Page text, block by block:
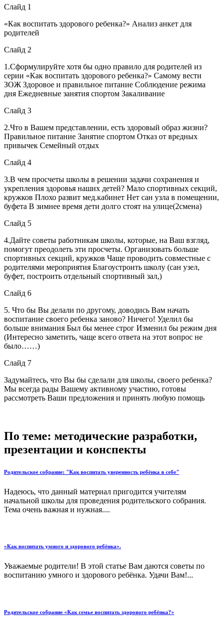
Слайд 1
«Как воспитать здорового ребенка?» Анализ анкет для
родителей
Слайд 2
1.Сформулируйте хотя бы одно правило для родителей из
серии «Как воспитать здорового ребенка?» Самому вести
ЗОЖ Здоровое и правильное питание Соблюдение режима
дня Ежедневные занятия спортом Закаливание
Слайд 3
2.Что в Вашем представлении, есть здоровый образ жизни?
Правильное питание Занятие спортом Отказ от вредных
привычек Семейный отдых
Слайд 4
3.В чем просчеты школы в решении задачи сохранения и
укрепления здоровья наших детей? Мало спортивных секций,
кружков Плохо развит мед.кабинет Нет сан узла в помещении,
буфета В зимнее время дети долго стоят на улице(2смена)
Слайд 5
4.Дайте советы работникам школы, которые, на Ваш взгляд,
помогут преодолеть эти просчеты. Организовать больше
спортивных секций, кружков Чаще проводить совместные с
родителями мероприятия Благоустроить школу (сан узел,
буфет, построить отдельный спортивный зал,)
Слайд 6
5. Что бы Вы делали по другому, доводись Вам начать
воспитание своего ребенка заново? Ничего! Уделил бы
больше внимания Был бы менее строг Изменил бы режим дня
(Интересно заметить, чаще всего ответа на этот вопрос не
было……)
Слайд 7
Задумайтесь, что Вы бы сделали для школы, своего ребенка?
Мы всегда рады Вашему активному участию, готовы
рассмотреть Ваши предложения и принять любую помощь
По теме: методические разработки,
презентации и конспекты
Родительское собрание: "Как воспитать уверенность ребёнка в себе"
Надеюсь, что данный материал пригодится учителям
начальной школы для проведения родительского собрания.
Тема очень важная и нужная....
«Как воспитать умного и здорового ребёнка».
Уважаемые родители! В этой статье Вам даются советы по
воспитанию умного и здорового ребёнка. Удачи Вам!...
Родительское собрание «Как семье воспитать здорового ребёнка?»